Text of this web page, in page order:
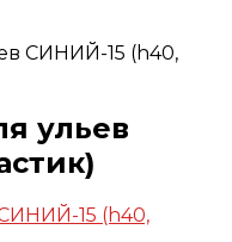
СИНИЙ-15 (h40,
ульев